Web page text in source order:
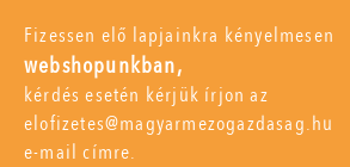
Fizessen elő lapjainkra kényelmesen
webshopunkban,
kérdés esetén kérjük írjon az
elofizetes@magyarmezogazdasag.hu
e-mail címre.